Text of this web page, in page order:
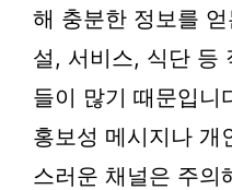
해 충분한 정보를
설, 서비스, 식단 등
들이 많기 때문입니
홍보성 메시지나 개
스러운 채널은 주의